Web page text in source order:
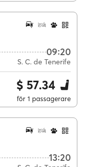
09:20
S. C. de Tenerife
$ 57.34
för 1 passagerare
13:20